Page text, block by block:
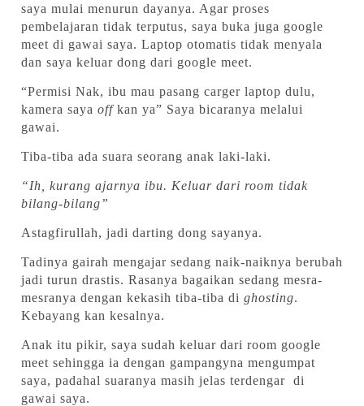
saya mulai menurun dayanya. Agar proses
pembelajaran tidak terputus, saya buka juga google
meet di gawai saya. Laptop otomatis tidak menyala
dan saya keluar dong dari google meet.
“Permisi Nak, ibu mau pasang carger laptop dulu,
kamera saya offkan ya” Saya bicaranya melalui
gawai.
Tiba-tiba ada suara seorang anak laki-laki.
“Ih, kurang ajarnya ibu. Keluar dari room tidak
bilang-bilang”
Astagfirullah, jadi darting dong sayanya.
Tadinya gairah mengajar sedang naik-naiknya berubah
jadi turun drastis. Rasanya bagaikan sedang mesra-
mesranya dengan kekasih tiba-tiba di ghosting.
Kebayang kan kesalnya.
Anak itu pikir, saya sudah keluar dari room google
meet sehingga ia dengan gampangyna mengumpat
saya, padahal suaranya masih jelas terdengar di
gawai saya.